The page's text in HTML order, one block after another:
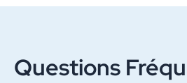
Questions